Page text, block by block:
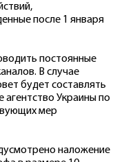
после 1 января
постоянные
В случае
будет составлять
агентство Украины по
мер
наложение